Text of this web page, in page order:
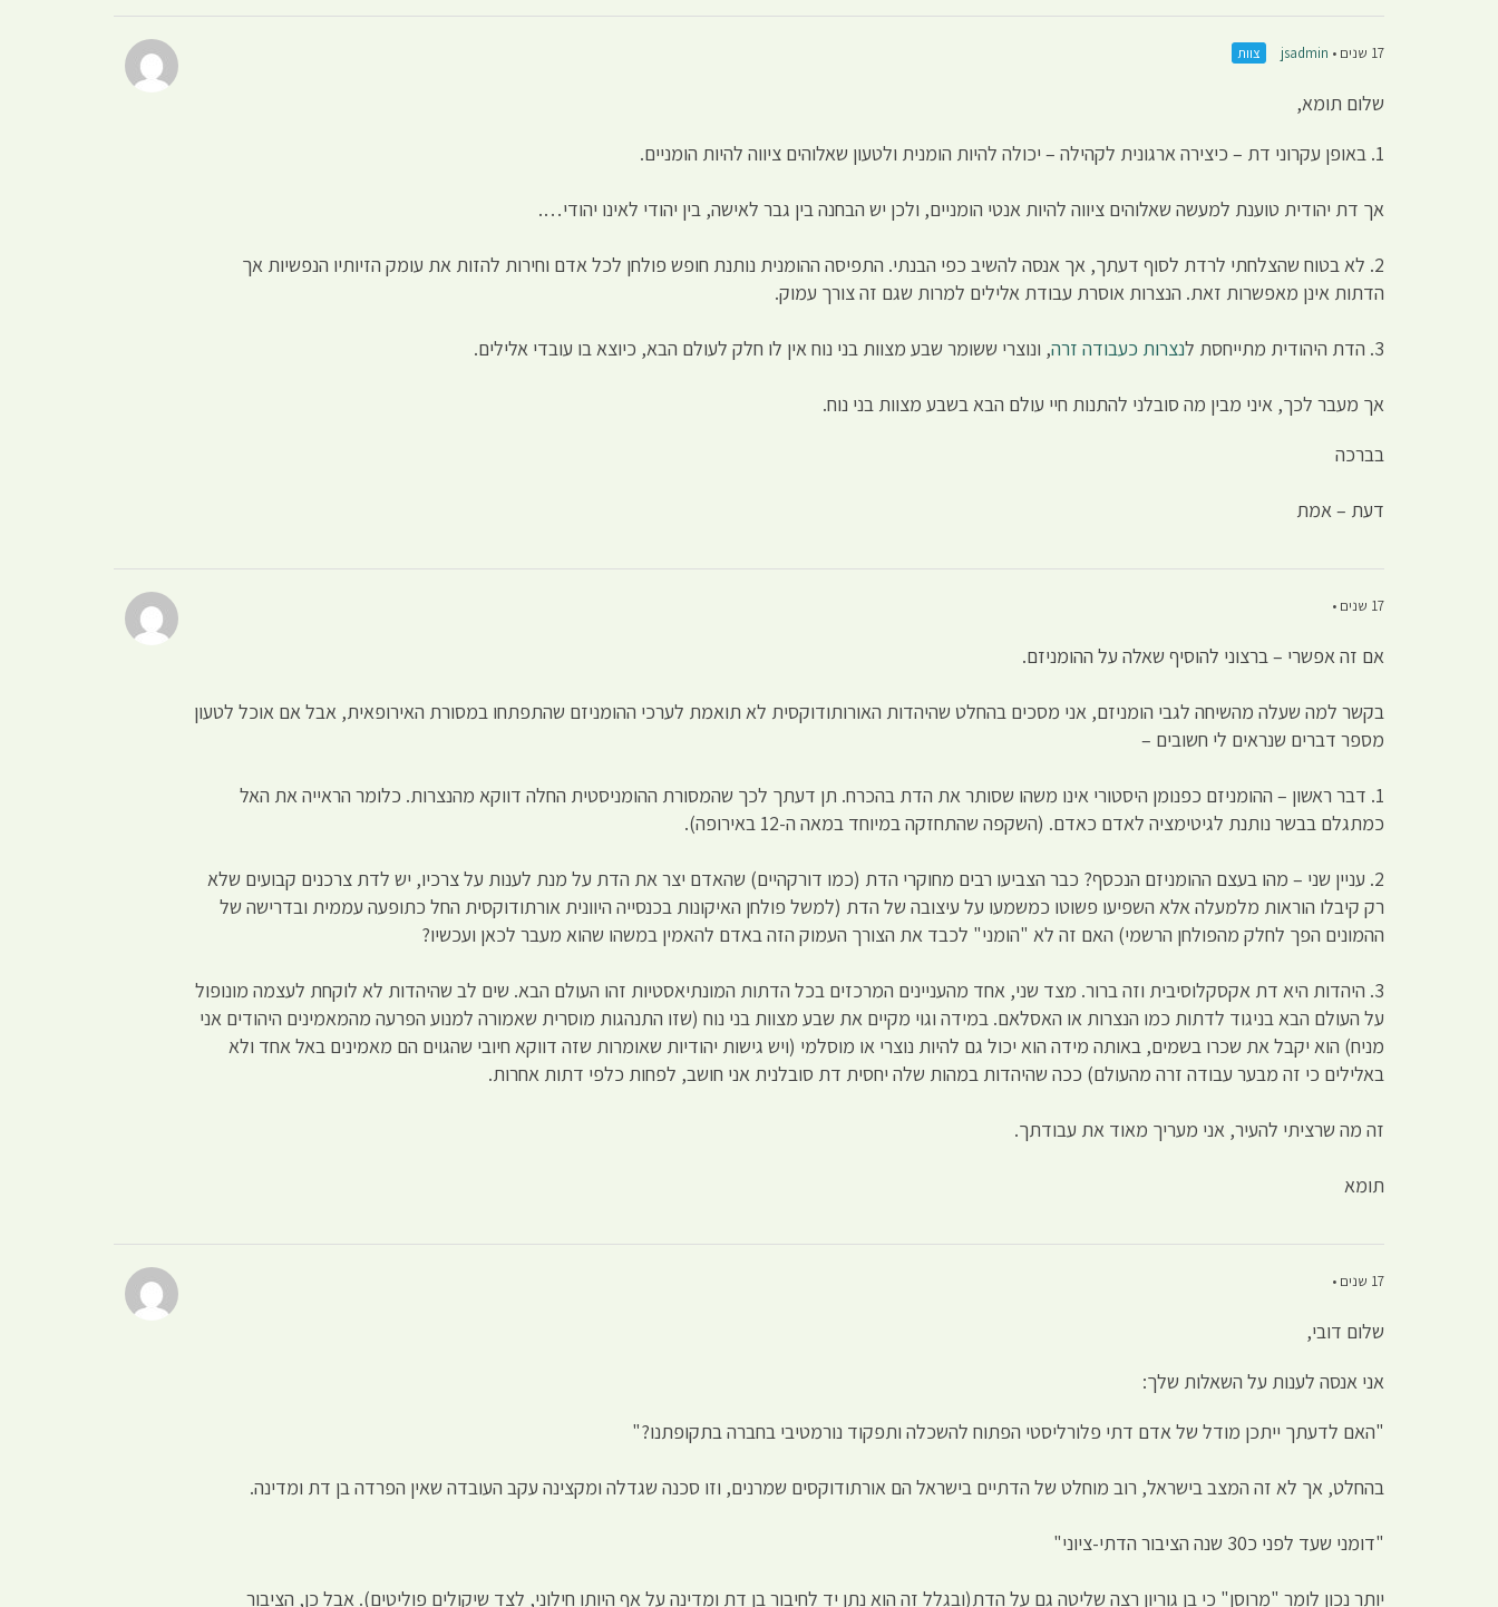
17 שנים • jsadmin צוות
שלום תומא,
1. באופן עקרוני דת – כיצירה ארגונית לקהילה – יכולה להיות הומנית ולטעון שאלוהים ציווה להיות הומניים.
אך דת יהודית טוענת למעשה שאלוהים ציווה להיות אנטי הומניים, ולכן יש הבחנה בין גבר לאישה, בין יהודי לאינו יהודי….
2. לא בטוח שהצלחתי לרדת לסוף דעתך, אך אנסה להשיב כפי הבנתי. התפיסה ההומנית נותנת חופש פולחן לכל אדם וחירות להזות את עומק הזיותיו הנפשיות אך
הדתות אינן מאפשרות זאת. הנצרות אוסרת עבודת אלילים למרות שגם זה צורך עמוק.
3. הדת היהודית מתייחסת ל נצרות כעבודה זרה, ונוצרי ששומר שבע מצוות בני נוח אין לו חלק לעולם הבא, כיוצא בו עובדי אלילים.
אך מעבר לכך, איני מבין מה סובלני להתנות חיי עולם הבא בשבע מצוות בני נוח.
בברכה
דעת – אמת
17 שנים •
אם זה אפשרי – ברצוני להוסיף שאלה על ההומניזם.
בקשר למה שעלה מהשיחה לגבי הומניזם, אני מסכים בהחלט שהיהדות האורותודוקסית לא תואמת לערכי ההומניזם שהתפתחו במסורת האירופאית, אבל אם אוכל לטעון
מספר דברים שנראים לי חשובים –
1. דבר ראשון – ההומניזם כפנומן היסטורי אינו משהו שסותר את הדת בהכרח. תן דעתך לכך שהמסורת ההומניסטית החלה דווקא מהנצרות. כלומר הראייה את האל
כמתגלם בבשר נותנת לגיטימציה לאדם כאדם. (השקפה שהתחזקה במיוחד במאה ה-12 באירופה).
2. עניין שני – מהו בעצם ההומניזם הנכסף? כבר הצביעו רבים מחוקרי הדת (כמו דורקהיים) שהאדם יצר את הדת על מנת לענות על צרכיו, יש לדת צרכנים קבועים שלא
רק קיבלו הוראות מלמעלה אלא השפיעו פשוטו כמשמעו על עיצובה של הדת (למשל פולחן האיקונות בכנסייה היוונית אורתודוקסית החל כתופעה עממית ובדרישה של
ההמונים הפך לחלק מהפולחן הרשמי) האם זה לא "הומני" לכבד את הצורך העמוק הזה באדם להאמין במשהו שהוא מעבר לכאן ועכשיו?
3. היהדות היא דת אקסקלוסיבית וזה ברור. מצד שני, אחד מהעניינים המרכזים בכל הדתות המונתיאסטיות זהו העולם הבא. שים לב שהיהדות לא לוקחת לעצמה מונופול
על העולם הבא בניגוד לדתות כמו הנצרות או האסלאם. במידה וגוי מקיים את שבע מצוות בני נוח (שזו התנהגות מוסרית שאמורה למנוע הפרעה מהמאמינים היהודים אני
מניח) הוא יקבל את שכרו בשמים, באותה מידה הוא יכול גם להיות נוצרי או מוסלמי (ויש גישות יהודיות שאומרות שזה דווקא חיובי שהגוים הם מאמינים באל אחד ולא
באלילים כי זה מבער עבודה זרה מהעולם) ככה שהיהדות במהות שלה יחסית דת סובלנית אני חושב, לפחות כלפי דתות אחרות.
זה מה שרציתי להעיר, אני מעריך מאוד את עבודתך.
תומא
17 שנים •
שלום דובי,
אני אנסה לענות על השאלות שלך:
"האם לדעתך ייתכן מודל של אדם דתי פלורליסטי הפתוח להשכלה ותפקוד נורמטיבי בחברה בתקופתנו?"
בהחלט, אך לא זה המצב בישראל, רוב מוחלט של הדתיים בישראל הם אורתודוקסים שמרנים, וזו סכנה שגדלה ומקצינה עקב העובדה שאין הפרדה בן דת ומדינה.
"דומני שעד לפני כ30 שנה הציבור הדתי-ציוני"
יותר נכון לומר "מרוסן" כי בן גוריון רצה שליטה גם על הדת(ובגלל זה הוא נתן יד לחיבור בן דת ומדינה על אף היותו חילוני, לצד שיקולים פוליטים). אבל כן, הציבור